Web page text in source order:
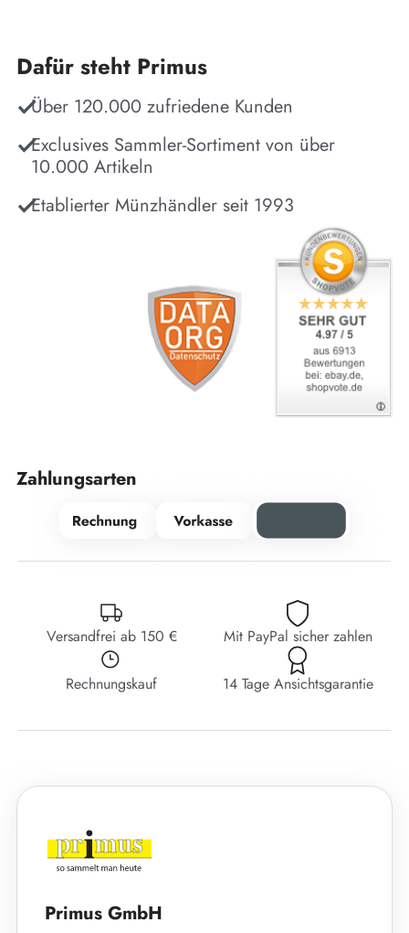
Dafür steht Primus
Über 120.000 zufriedene Kunden
Exclusives Sammler-Sortiment von über
10.000 Artikeln
Etablierter Münzhändler seit 1993
Zahlungsarten
Versandfrei ab 150 € Mit PayPal sicher zahlen
Rechnungskauf 14 Tage Ansichtsgarantie
Primus GmbH